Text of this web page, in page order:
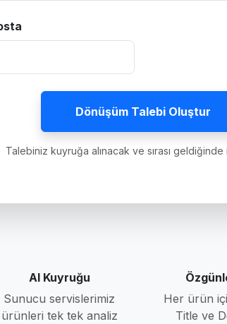
Talebiniz kuyruğa alınacak ve sırası
AI Kuyruğu
Sunucu servislerimiz
ürünleri tek tek analiz
Her ürün
Title ve